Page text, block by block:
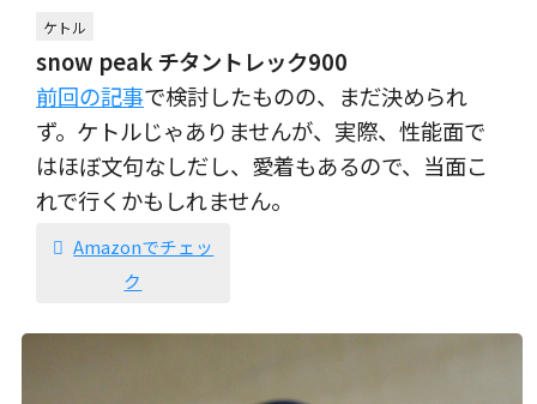
ケトル
snow peak チタントレック900
前回の記事で検討したものの、まだ決められ
ず。ケトルじゃありませんが、実際、性能面で
はほぼ文句なしだし、愛着もあるので、当面こ
れで行くかもしれません。
Amazonでチェッ
ク